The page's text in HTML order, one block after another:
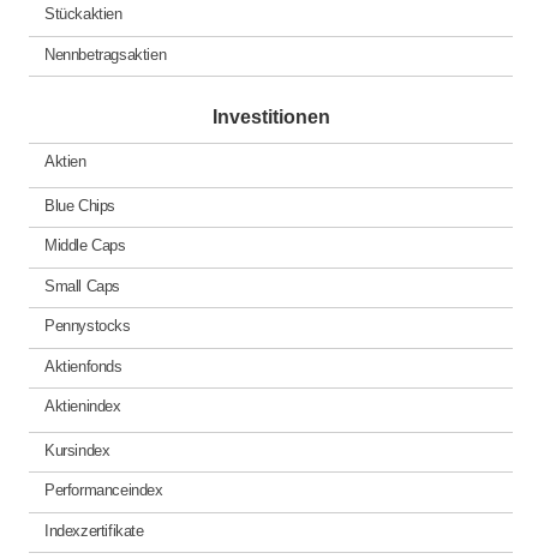
Stückaktien
Nennbetragsaktien
Investitionen
Aktien
Blue Chips
Middle Caps
Small Caps
Pennystocks
Aktienfonds
Aktienindex
Kursindex
Performanceindex
Indexzertifikate